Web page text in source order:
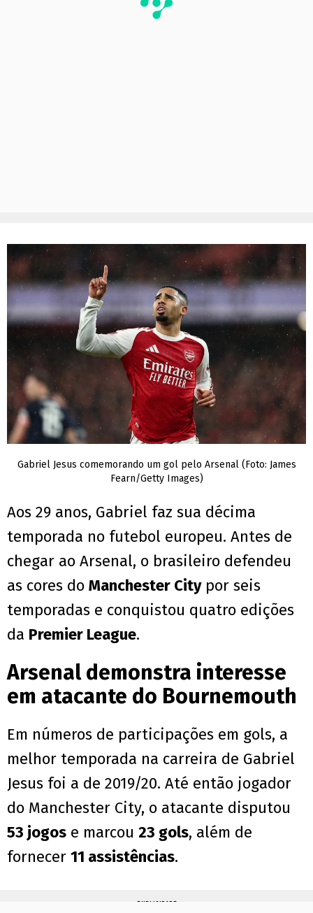
Gabriel Jesus comemorando um gol pelo Arsenal (Foto: James
Fearn/Getty Images)
Aos 29 anos, Gabriel faz sua décima
temporada no futebol europeu. Antes de
chegar ao Arsenal, o brasileiro defendeu
as cores do Manchester Citypor seis
temporadas e conquistou quatro edições
da Premier League.
Arsenal demonstra interesse
em atacante do Bournemouth
Em números de participações em gols, a
melhor temporada na carreira de Gabriel
Jesus foi a de 2019/20. Até então jogador
do Manchester City, o atacante disputou
53 jogos e marcou 23 gols, além de
fornecer 11 assistências.
PUBLICIDADE